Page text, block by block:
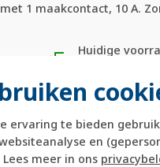
ervaring te bieden
en
meer in ons
1 maakcontact, 10 A.
Huidige